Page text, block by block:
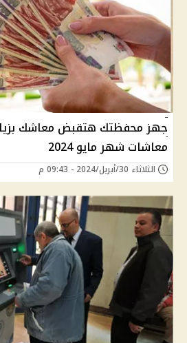
معاشات شهر مايو 2024
الثلاثاء 30/أبريل/2024 - 09:43 م